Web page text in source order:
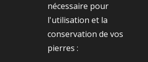
nécessaire pour
l'utilisation et la
conservation de vos
pierres :